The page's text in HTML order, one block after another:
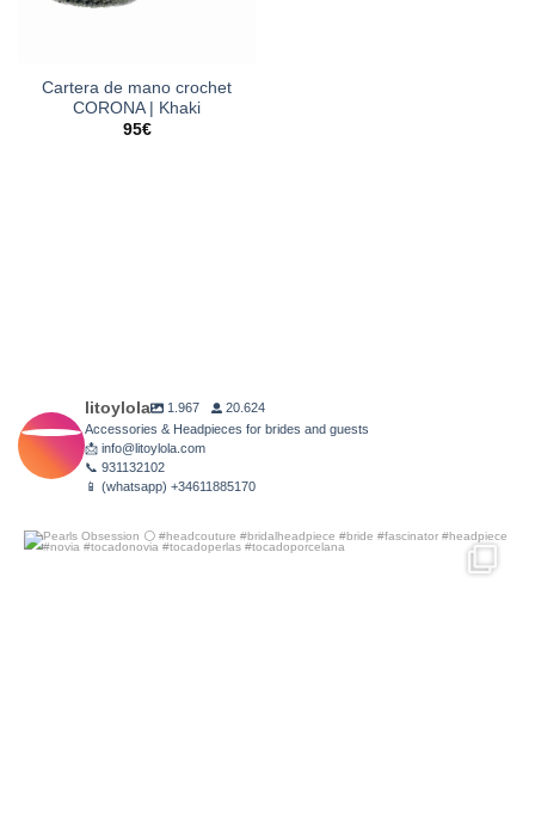
Cartera de mano crochet
CORONA | Khaki
95€
litoylola 1.967
20.624
Accessories & Headpieces for brides and guests
📩 info@litoylola.com
📞 931132102
📱 (whatsapp) +34611885170